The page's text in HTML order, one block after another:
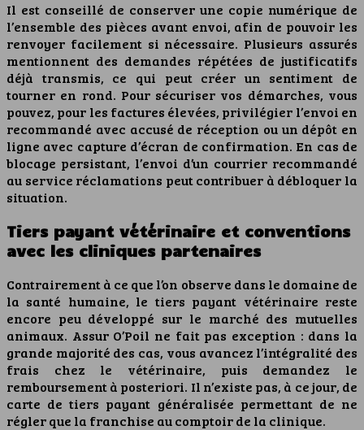
Il est conseillé de conserver une copie numérique de
l’ensemble des pièces avant envoi, afin de pouvoir les
renvoyer facilement si nécessaire. Plusieurs assurés
mentionnent des demandes répétées de justificatifs
déjà transmis, ce qui peut créer un sentiment de
tourner en rond. Pour sécuriser vos démarches, vous
pouvez, pour les factures élevées, privilégier l’envoi en
recommandé avec accusé de réception ou un dépôt en
ligne avec capture d’écran de confirmation. En cas de
blocage persistant, l’envoi d’un courrier recommandé
au service réclamations peut contribuer à débloquer la
situation.
Tiers payant vétérinaire et conventions
avec les cliniques partenaires
Contrairement à ce que l’on observe dans le domaine de
la santé humaine, le tiers payant vétérinaire reste
encore peu développé sur le marché des mutuelles
animaux. Assur O’Poil ne fait pas exception : dans la
grande majorité des cas, vous avancez l’intégralité des
frais chez le vétérinaire, puis demandez le
remboursement à posteriori. Il n’existe pas, à ce jour, de
carte de tiers payant généralisée permettant de ne
régler que la franchise au comptoir de la clinique.